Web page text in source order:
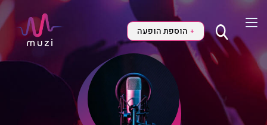
+ הוספת הופעה